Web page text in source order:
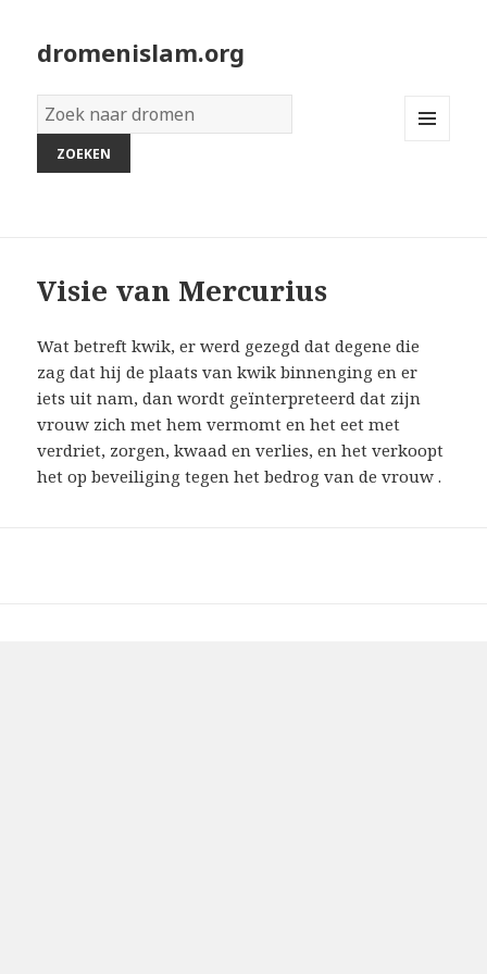
dromenislam.org
Woordenboek
van
dromen:
Visie van Mercurius
Wat betreft kwik, er werd gezegd dat degene die
zag dat hij de plaats van kwik binnenging en er
iets uit nam, dan wordt geïnterpreteerd dat zijn
vrouw zich met hem vermomt en het eet met
verdriet, zorgen, kwaad en verlies, en het verkoopt
het op beveiliging tegen het bedrog van de vrouw .